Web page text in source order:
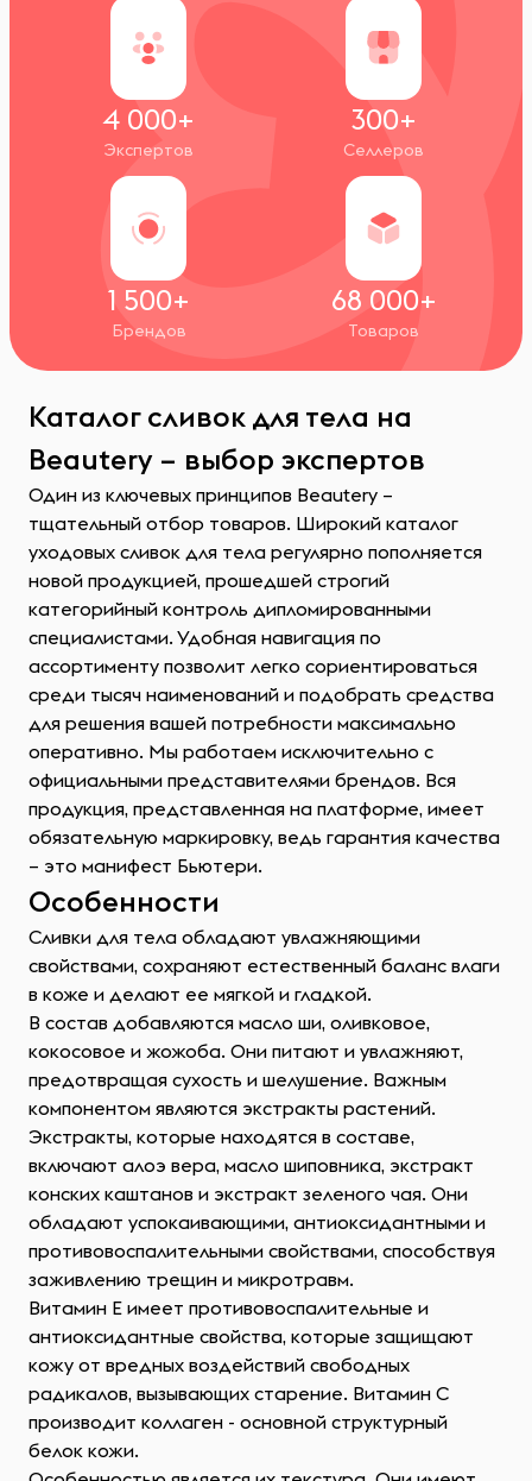
4 000+
Экспертов
300+
Селлеров
1 500+
Брендов
68 000+
Товаров
Каталог сливок для тела на
Beautery – выбор экспертов
Один из ключевых принципов Beautery –
тщательный отбор товаров. Широкий каталог
уходовых сливок для тела регулярно пополняется
новой продукцией, прошедшей строгий
категорийный контроль дипломированными
специалистами. Удобная навигация по
ассортименту позволит легко сориентироваться
среди тысяч наименований и подобрать средства
для решения вашей потребности максимально
оперативно. Мы работаем исключительно с
официальными представителями брендов. Вся
продукция, представленная на платформе, имеет
обязательную маркировку, ведь гарантия качества
– это манифест Бьютери.
Особенности
Сливки для тела обладают увлажняющими
свойствами, сохраняют естественный баланс влаги
в коже и делают ее мягкой и гладкой.
В состав добавляются масло ши, оливковое,
кокосовое и жожоба. Они питают и увлажняют,
предотвращая сухость и шелушение. Важным
компонентом являются экстракты растений.
Экстракты, которые находятся в составе,
включают алоэ вера, масло шиповника, экстракт
конских каштанов и экстракт зеленого чая. Они
обладают успокаивающими, антиоксидантными и
противовоспалительными свойствами, способствуя
заживлению трещин и микротравм.
Витамин Е имеет противовоспалительные и
антиоксидантные свойства, которые защищают
кожу от вредных воздействий свободных
радикалов, вызывающих старение. Витамин С
производит коллаген - основной структурный
белок кожи.